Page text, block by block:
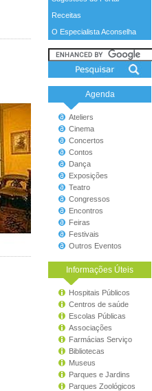
Receitas
O Especialista Aconselha
Agenda
Ateliers
Cinema
Concertos
Contos
Dança
Exposições
Teatro
Congressos
Encontros
Feiras
Festivais
Outros Eventos
Informações Úteis
Hospitais Públicos
Centros de saúde
Escolas Públicas
Associações
Farmácias Serviço
Bibliotecas
Museus
Parques e Jardins
Parques Zoológicos